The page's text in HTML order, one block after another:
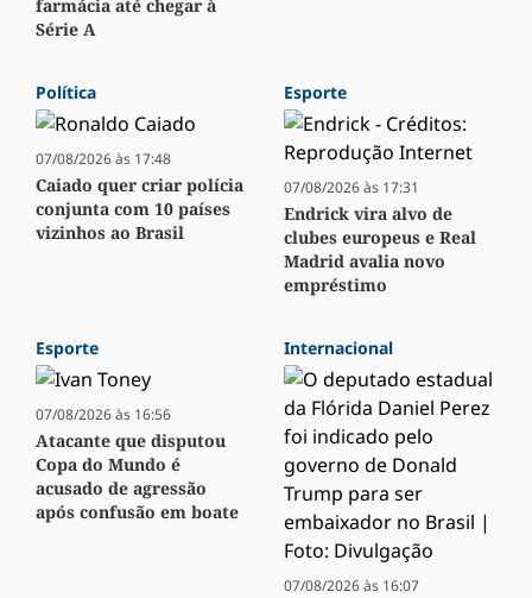
farmácia até chegar à
Série A
Política
07/08/2026 às 17:48
Caiado quer criar polícia
conjunta com 10 países
vizinhos ao Brasil
Esporte
07/08/2026 às 17:31
Endrick vira alvo de
clubes europeus e Real
Madrid avalia novo
empréstimo
Esporte
07/08/2026 às 16:56
Atacante que disputou
Copa do Mundo é
acusado de agressão
após confusão em boate
Internacional
07/08/2026 às 16:07